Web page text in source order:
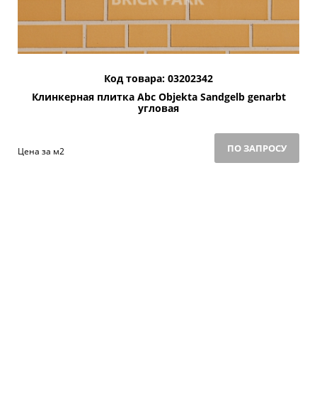
Код товара: 03202342
Клинкерная плитка Abc Objekta Sandgelb genarbt
угловая
Цена за м2 ПО ЗАПРОСУ